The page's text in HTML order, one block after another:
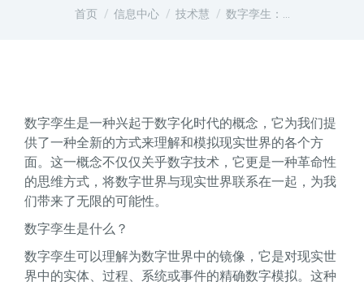
您在这里：
首页 信息中心 技术慧 数字孪生：…
数字孪生是一种兴起于数字化时代的概念，它为我们提
供了一种全新的方式来理解和模拟现实世界的各个方
面。这一概念不仅仅关乎数字技术，它更是一种革命性
的思维方式，将数字世界与现实世界联系在一起，为我
们带来了无限的可能性。
数字孪生是什么？
数字孪生可以理解为数字世界中的镜像，它是对现实世
界中的实体、过程、系统或事件的精确数字模拟。这种